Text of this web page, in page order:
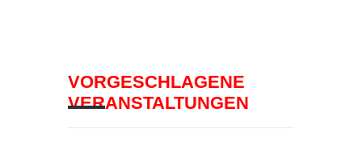
VORGESCHLAGENE
VERANSTALTUNGEN